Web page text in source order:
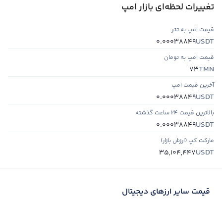
تغییرات لحظه‌ای بازار امپ
قیمت امپ به تتر
USDT
0.00038849
قیمت امپ به تومان
TMN
73
آخرین قیمت امپ
USDT
0.00038849
بالاترین قیمت ۲۴ ساعت گذشته
USDT
0.00038849
مارکت کپ (ارزش بازار)
USDT
35,104,447
قیمت سایر ارزهای دیجیتال